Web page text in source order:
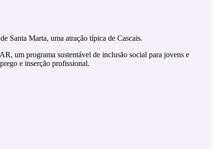
Santa Marta, uma atração típica de Cascais.
um programa sustentável de inclusão social para jovens e
e inserção profissional.